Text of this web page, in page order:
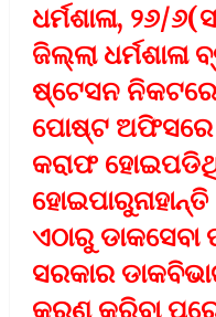
ଧର୍ମଶାଳା, ୨୬/
ଜିଲ୍ଲା
ଷ୍ଟେସନ
ପୋଷ୍ଟ
କରାଫ
ଏଠାରୁ ଡାକସେବା
ସରକାର
କରଣ କରିବା